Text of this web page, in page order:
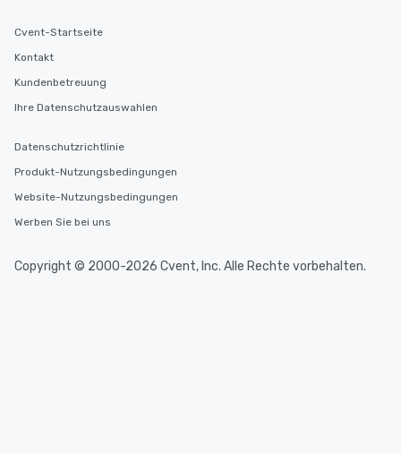
Cvent-Startseite
Kontakt
Kundenbetreuung
Ihre Datenschutzauswahlen
Datenschutzrichtlinie
Produkt-Nutzungsbedingungen
Website-Nutzungsbedingungen
Werben Sie bei uns
Copyright © 2000-2026 Cvent, Inc. Alle Rechte vorbehalten.